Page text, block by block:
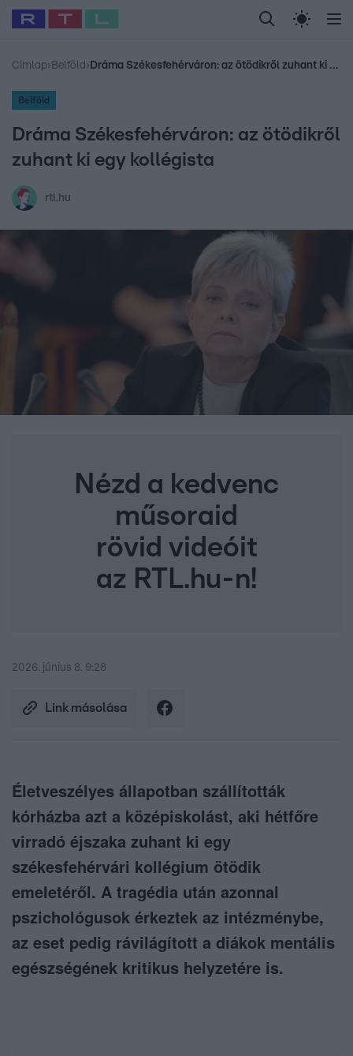
Legfrissebb RTL Híradó Randi Celeb vagyok,
Babits Marcella Most Wanted Gallusz
Címlap› Belföld › Dráma Székesfehérváron: az ötödikről zuhant ki egy kollégista
Belföld
Dráma Székesfehérváron: az ötödikről
zuhant ki egy kollégista
rtl.hu
Nézd a kedvenc
műsoraid
rövid videóit
az RTL.hu-n!
2026. június 8. 9:28
Link másolása
Életveszélyes állapotban szállították
kórházba azt a középiskolást, aki hétfőre
virradó éjszaka zuhant ki egy
székesfehérvári kollégium ötödik
emeletéről. A tragédia után azonnal
pszichológusok érkeztek az intézménybe,
az eset pedig rávilágított a diákok mentális
egészségének kritikus helyzetére is.